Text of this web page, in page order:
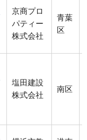
京商プロ
パティー
株式会社
青葉
区
塩田建設
株式会社
南区